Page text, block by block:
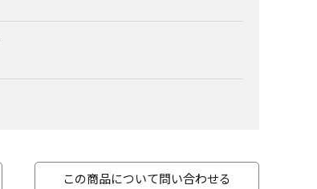
この商品について問い合わせる